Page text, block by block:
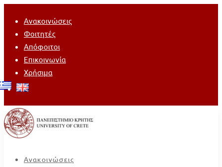
Ανακοινώσεις
Φοιτητές
Απόφοιτοι
Επικοινωνία
Χρήσιμα
Ανακοινώσεις